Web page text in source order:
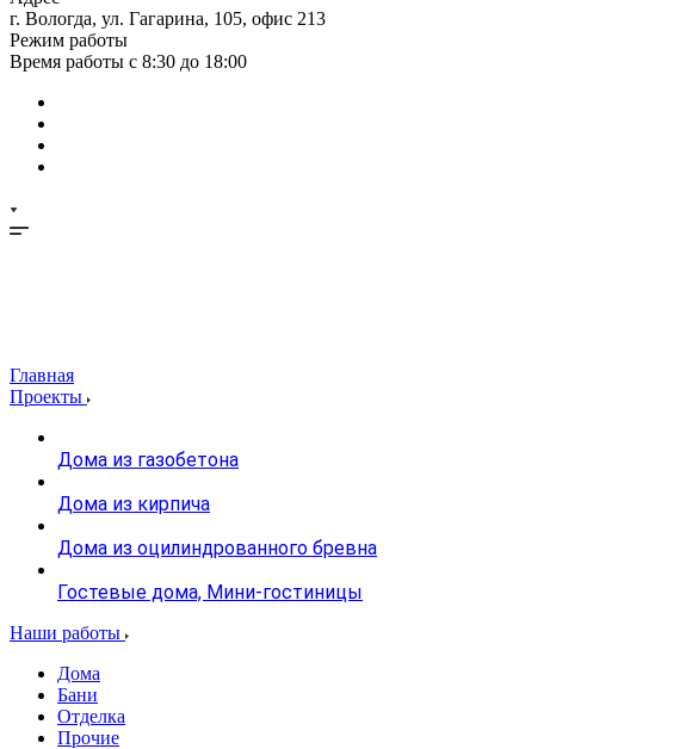
г. Вологда, ул. Гагарина, 105, офис 213
Режим работы
Время работы с 8:30 до 18:00
Главная
Проекты
Дома из газобетона
Дома из кирпича
Дома из оцилиндрованного бревна
Гостевые дома, Мини-гостиницы
Наши работы
Дома
Бани
Отделка
Прочие